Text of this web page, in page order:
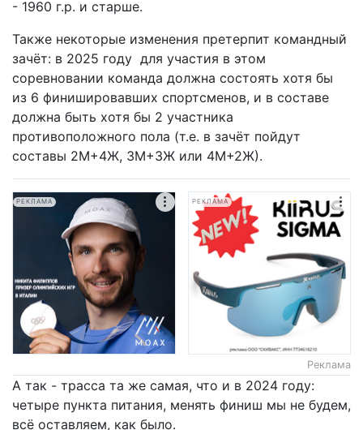
- 1960 г.р. и старше.
Также некоторые изменения претерпит командный
зачёт: в 2025 году для участия в этом
соревновании команда должна состоять хотя бы
из 6 финишировавших спортсменов, и в составе
должна быть хотя бы 2 участника
противоположного пола (т.е. в зачёт пойдут
составы 2М+4Ж, 3М+3Ж или 4М+2Ж).
РЕКЛАМА РЕКЛАМА
Реклама
А так - трасса та же самая, что и в 2024 году:
четыре пункта питания, менять финиш мы не будем,
всё оставляем, как было.